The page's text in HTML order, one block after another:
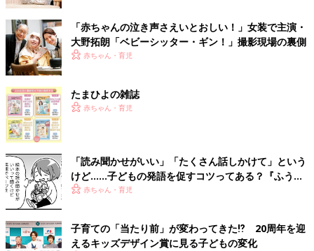
「赤ちゃんの泣き声さえいとおしい！」女装で主演・
大野拓朗「ベビーシッター・ギン！」撮影現場の裏側
赤ちゃん・育児
たまひよの雑誌
赤ちゃん・育児
「読み聞かせがいい」「たくさん話しかけて」という
けど……子どもの発語を促すコツってある？『ふうふ
う子育て ＃64』
赤ちゃん・育児
子育ての「当たり前」が変わってきた⁉ 20周年を迎
えるキッズデザイン賞に見る子どもの変化